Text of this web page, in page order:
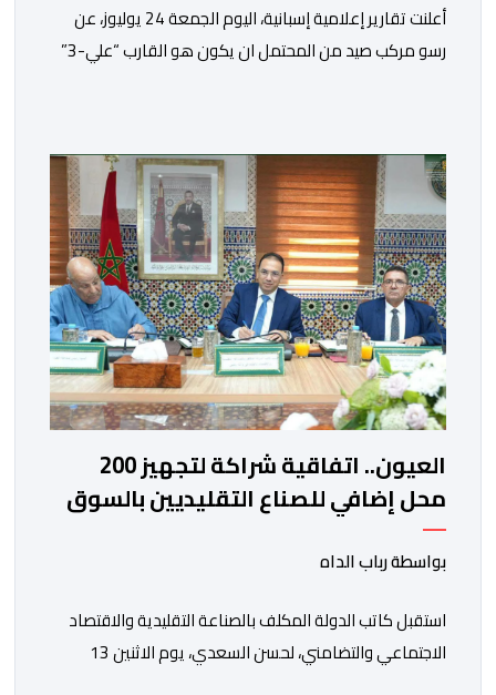
أعلنت تقارير إعلامية إسبانية، اليوم الجمعة 24 يوليوز، عن
رسو مركب صيد من المحتمل ان يكون هو القارب “علي-3”
متنه ما يقارب 20 مهاجرا في وضعية غير قانونية.وحسب ما
أوردته وكالة “إيفي” الإسبانية للأنباء، نقلا عن […]
العيون.. اتفاقية شراكة لتجهيز 200
محل إضافي للصناع التقليديين بالسوق
النموذجي الكبير
بواسطة رباب الداه
استقبل كاتب الدولة المكلف بالصناعة التقليدية والاقتصاد
الاجتماعي والتضامني، لحسن السعدي، يوم الاثنين 13